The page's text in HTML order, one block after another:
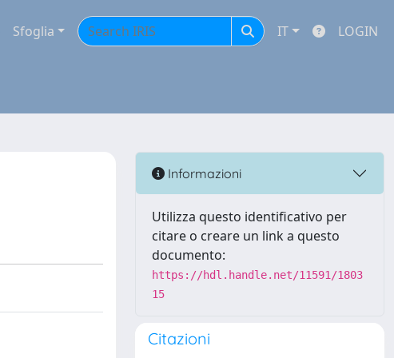
Sfoglia IT LOGIN
Informazioni
Utilizza questo identificativo per
citare o creare un link a questo
documento:
https://hdl.handle.net/11591/1803
15
Citazioni